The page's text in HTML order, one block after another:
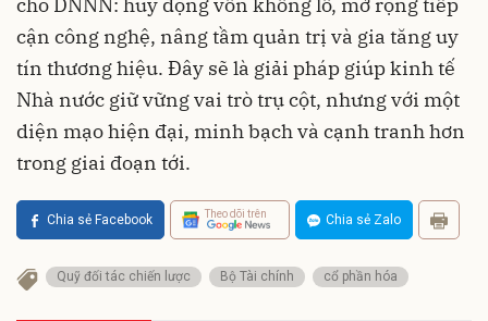
cận công nghệ, nâng tầm quản trị và gia tăng uy
tín thương hiệu. Đây sẽ là giải pháp giúp kinh tế
Nhà nước giữ vững vai trò trụ cột, nhưng với một
diện mạo hiện đại, minh bạch và cạnh tranh hơn
trong giai đoạn tới.
Chia sẻ Facebook Theo dõi trên Chia sẻ Zalo
Quỹ đối tác chiến lược Bộ Tài chính cổ phần hóa